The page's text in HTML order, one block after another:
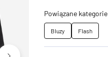
Powiązane kategorie
Bluzy Flash